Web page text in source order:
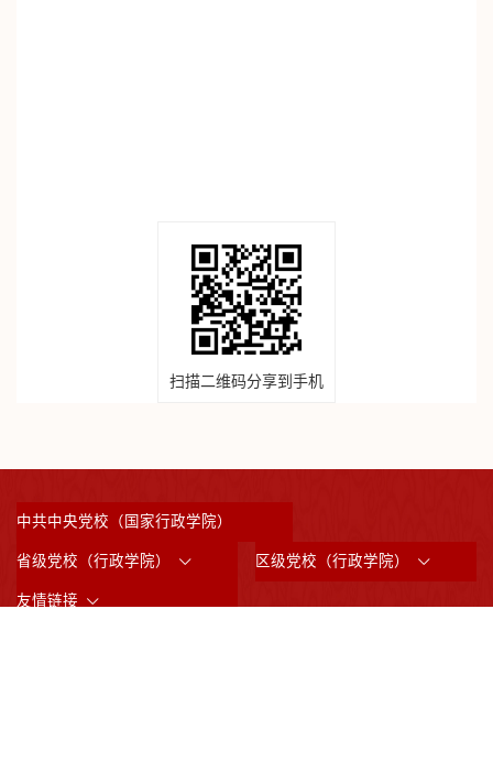
扫描二维码分享到手机
中共中央党校（国家行政学院）
省级党校（行政学院） 区级党校（行政学院）
友情链接